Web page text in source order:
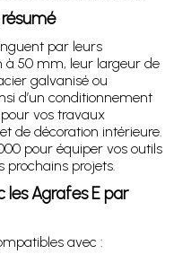
par leurs
à 50 mm, leur largeur de
galvanisé ou
d’un conditionnement
vos travaux
de décoration intérieure.
pour équiper vos outils
prochains projets.
Agrafes E par
avec :